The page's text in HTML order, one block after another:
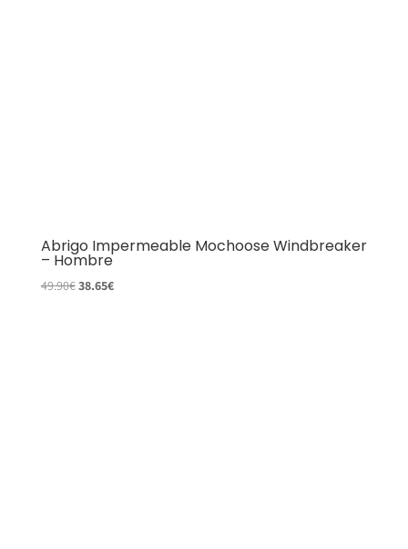
Abrigo Impermeable Mochoose Windbreaker
– Hombre
49.90€El
38.65€El